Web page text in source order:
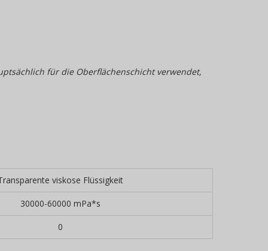
für die Oberflächenschicht verwendet,
viskose Flüssigkeit
30000-60000 mPa*s
0